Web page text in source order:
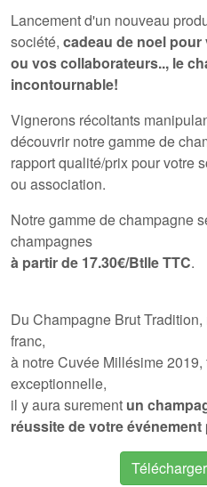
Lancement d'un nouveau
société, cadeau de noel
ou vos collaborateurs.., le
incontournable!
Vignerons récoltants
découvrir notre gamme de
rapport qualité/prix pour votre
ou association.
Notre gamme de champagne
champagnes
à partir de 17.30€/BtlleTTC.
Du Champagne Brut
franc,
à notreCuvée Millésime
exceptionnelle,
il y aura surement un
réussite de votre